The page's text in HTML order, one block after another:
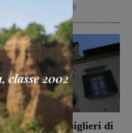
Calcio 8 Agosto 2026
Reggello, i consiglieri di